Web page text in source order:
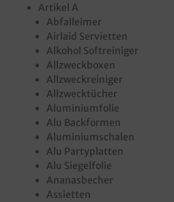
Artikel A
Abfalleimer
Airlaid Servietten
Alkohol Softreiniger
Allzweckboxen
Allzweckreiniger
Allzwecktücher
Aluminiumfolie
Alu Backformen
Aluminiumschalen
Alu Partyplatten
Alu Siegelfolie
Ananasbecher
Assietten